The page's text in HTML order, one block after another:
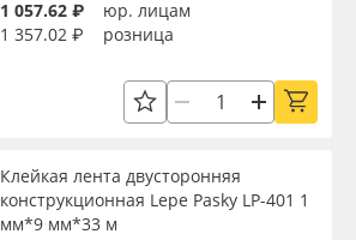
1 057.62 ₽
юр. лицам
1 357.02 ₽
розница
Клейкая лента двусторонняя
конструкционная Lepe Pasky LP-401 1
мм*9 мм*33 м